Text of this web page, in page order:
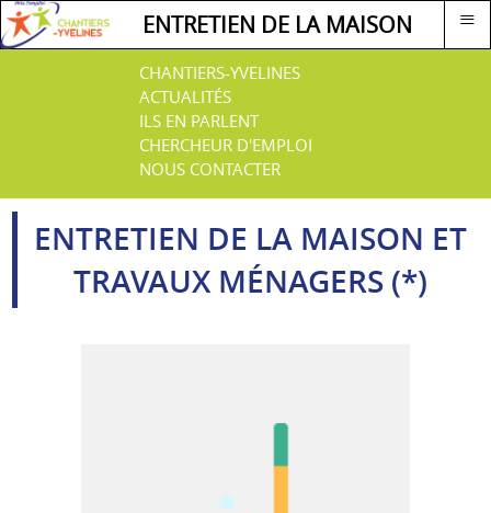
CHANTIERS-YVELINES
ACTUALITÉS
ILS EN PARLENT
CHERCHEUR D'EMPLOI
NOUS CONTACTER
ENTRETIEN DE LA MAISON ET
TRAVAUX MÉNAGERS (*)
ENTRETIEN DE LA MAISON ≡